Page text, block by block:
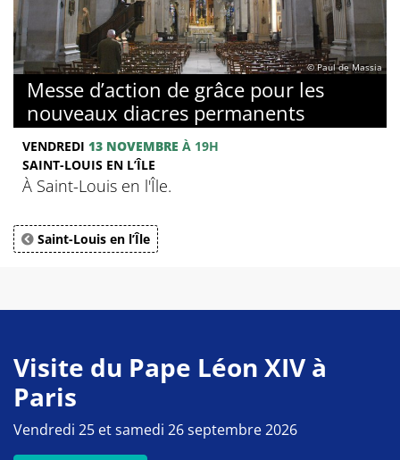
© Paul de Massia
Messe d’action de grâce pour les
nouveaux diacres permanents
VENDREDI 13 NOVEMBRE À 19H
SAINT-LOUIS EN L’ÎLE
À Saint-Louis en l'Île.
Saint-Louis en l’Île
Visite du Pape Léon XIV à
Paris
Vendredi 25 et samedi 26 septembre 2026